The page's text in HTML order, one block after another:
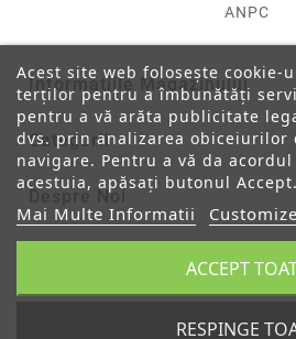
ANPC
Informatiile Magazinului
Categorii
Despre Noi
Acest site web folosește
terților pentru a îmbunătăți
pentru a vă arăta publicitate
dvs. prin analizarea obiceiurilor
navigare. Pentru a vă da
acestuia, apăsați butonul Accept.
Mai Multe Informatii
RESPINGE
ACCEPT
© 2019 - Ecommerce